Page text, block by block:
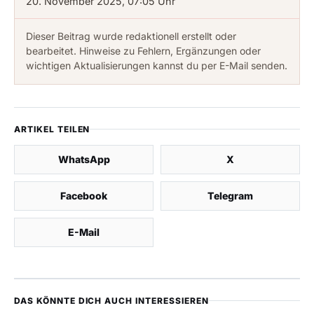
Dieser Beitrag wurde redaktionell erstellt oder
bearbeitet. Hinweise zu Fehlern, Ergänzungen oder
wichtigen Aktualisierungen kannst du per E-Mail senden.
ARTIKEL TEILEN
WhatsApp X
Facebook Telegram
E-Mail
DAS KÖNNTE DICH AUCH INTERESSIEREN